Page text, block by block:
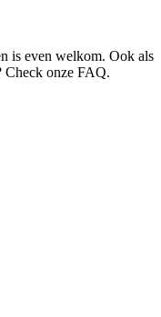
is even welkom. Ook als
Check onze FAQ.